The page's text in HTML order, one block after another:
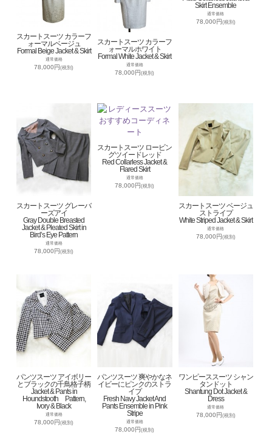
スカートスーツ カラーフ
ォーマルベージュ
Formal Beige Jacket & Skirt
通常価格
78,000円(税別)
スカートスーツ カラーフ
ォーマルホワイト
Formal White Jacket & Skirt
通常価格
78,000円(税別)
Skirt Ensemble
通常価格
78,000円(税別)
スカートスーツ グレーバ
ーズアイ
Gray Double Breasted
Jacket & Pleated Skirt in
Bird’s Eye Pattern
通常価格
78,000円(税別)
スカートスーツ ロービン
グツイードレッド
Red Collarless Jacket &
Flared Skirt
通常価格
78,000円(税別)
スカートスーツ ベージュ
ストライプ
White Striped Jacket & Skirt
通常価格
78,000円(税別)
パンツスーツ アイボリー
とブラックの千鳥格子柄
Jacket & Pants in
Houndstooth Pattern,
Ivory & Black
通常価格
78,000円(税別)
パンツスーツ 爽やかなネ
イビーにピンクのストラ
イプ
Fresh Navy Jacket And
Pants Ensemble in Pink
Stripe
通常価格
78,000円(税別)
ワンピーススーツ シャン
タンドット
Shantung Dot Jacket &
Dress
通常価格
78,000円(税別)